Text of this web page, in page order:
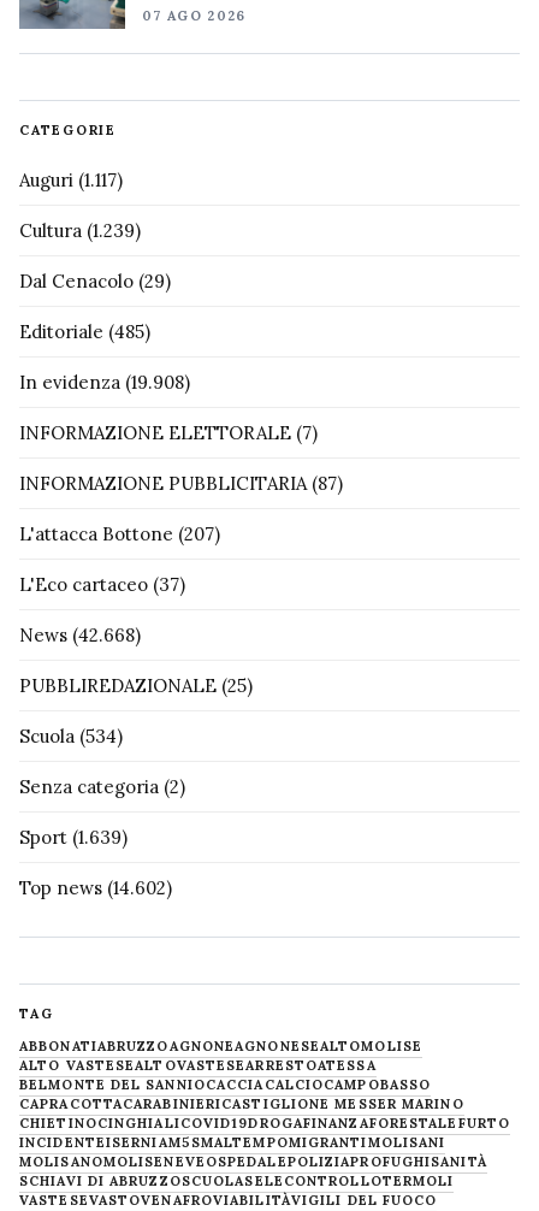
07 AGO 2026
CATEGORIE
Auguri (1.117)
Cultura (1.239)
Dal Cenacolo (29)
Editoriale (485)
In evidenza (19.908)
INFORMAZIONE ELETTORALE (7)
INFORMAZIONE PUBBLICITARIA(87)
L'attacca Bottone (207)
L'Eco cartaceo (37)
News (42.668)
PUBBLIREDAZIONALE (25)
Scuola (534)
Senza categoria (2)
Sport (1.639)
Top news (14.602)
TAG
ABBONATIABRUZZOAGNONEAGNONESEALTOMOLISE
ALTO VASTESEALTOVASTESEARRESTOATESSA
BELMONTE DEL SANNIOCACCIACALCIOCAMPOBASSO
CAPRACOTTACARABINIERICASTIGLIONE MESSER MARINO
CHIETINOCINGHIALICOVID19DROGAFINANZAFORESTALE FURTO
INCIDENTEISERNIAM5SMALTEMPOMIGRANTIMOLISANI
MOLISANOMOLISENEVE OSPEDALEPOLIZIAPROFUGHISANITÀ
SCHIAVI DI ABRUZZOSCUOLASELECONTROLLOTERMOLI
VASTESEVASTOVENAFROVIABILITÀVIGILI DEL FUOCO